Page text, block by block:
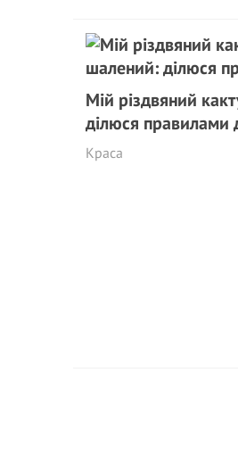
Мій різдвяний
ділюся правилами
Краса